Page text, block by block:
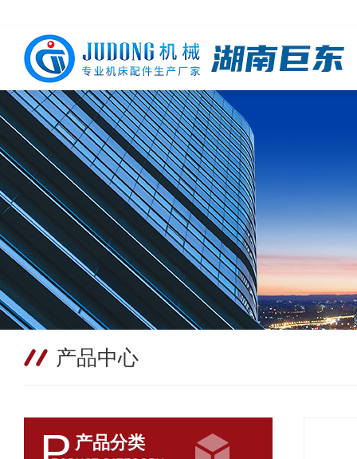
产品中心
产品分类